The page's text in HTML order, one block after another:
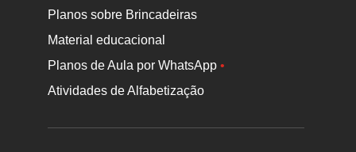
Planos sobre Brincadeiras
Material educacional
Planos de Aula por WhatsApp•
Atividades de Alfabetização